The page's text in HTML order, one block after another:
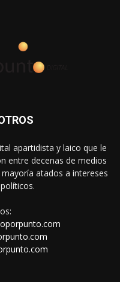
apartidista y laico que le
entre decenas de medios
atados a intereses